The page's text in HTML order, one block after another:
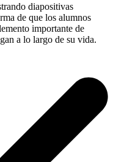
diapositivas
de que los alumnos
importante de
a lo largo de su vida.